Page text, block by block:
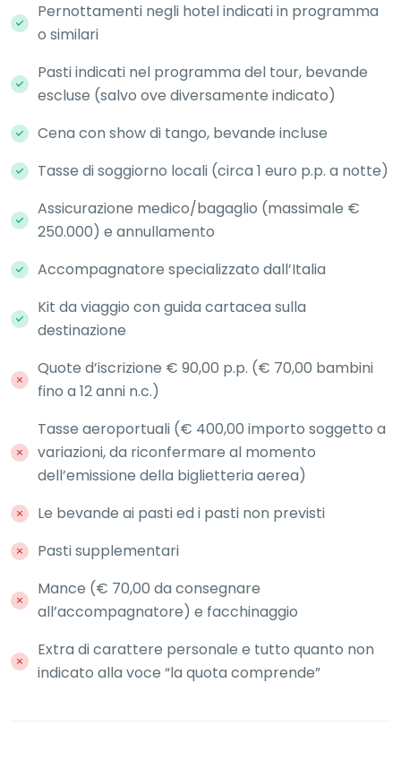
Pernottamenti negli hotel indicati in programma
o similari
Pasti indicati nel programma del tour, bevande
escluse (salvo ove diversamente indicato)
Cena con show di tango, bevande incluse
Tasse di soggiorno locali (circa 1 euro p.p. a notte)
Assicurazione medico/bagaglio (massimale €
250.000) e annullamento
Accompagnatore specializzato dall’Italia
Kit da viaggio con guida cartacea sulla
destinazione
Quote d’iscrizione € 90,00 p.p. (€ 70,00 bambini
fino a 12 anni n.c.)
Tasse aeroportuali (€ 400,00 importo soggetto a
variazioni, da riconfermare al momento
dell’emissione della biglietteria aerea)
Le bevande ai pasti ed i pasti non previsti
Pasti supplementari
Mance (€ 70,00 da consegnare
all’accompagnatore) e facchinaggio
Extra di carattere personale e tutto quanto non
indicato alla voce “la quota comprende”